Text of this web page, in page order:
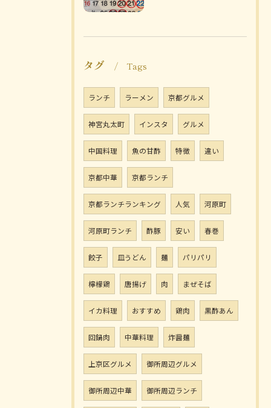
タグ Tags
ランチ ラーメン 京都グルメ
神宮丸太町 インスタ グルメ
中国料理 魚の甘酢 特徴 違い
京都中華 京都ランチ
京都ランチランキング 人気 河原町
河原町ランチ 酢豚 安い 春巻
餃子 皿うどん 麺 パリパリ
檸檬鶏 唐揚げ 肉 まぜそば
イカ料理 おすすめ 鶏肉 黒酢あん
回鍋肉 中華料理 炸醤麺
上京区グルメ 御所周辺グルメ
御所周辺中華 御所周辺ランチ